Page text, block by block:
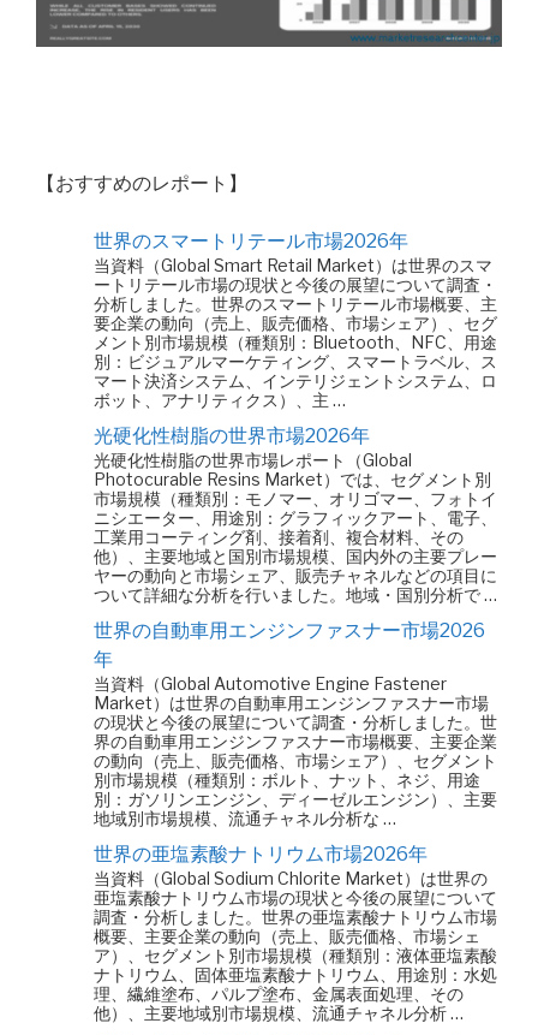
【おすすめのレポート】
世界のスマートリテール市場2026年
当資料（Global Smart Retail Market）は世界のスマ
ートリテール市場の現状と今後の展望について調査・
分析しました。世界のスマートリテール市場概要、主
要企業の動向（売上、販売価格、市場シェア）、セグ
メント別市場規模（種類別：Bluetooth、NFC、用途
別：ビジュアルマーケティング、スマートラベル、ス
マート決済システム、インテリジェントシステム、ロ
ボット、アナリティクス）、主 …
光硬化性樹脂の世界市場2026年
光硬化性樹脂の世界市場レポート（Global
Photocurable Resins Market）では、セグメント別
市場規模（種類別：モノマー、オリゴマー、フォトイ
ニシエーター、用途別：グラフィックアート、電子、
工業用コーティング剤、接着剤、複合材料、その
他）、主要地域と国別市場規模、国内外の主要プレー
ヤーの動向と市場シェア、販売チャネルなどの項目に
ついて詳細な分析を行いました。地域・国別分析で …
世界の自動車用エンジンファスナー市場2026
年
当資料（Global Automotive Engine Fastener
Market）は世界の自動車用エンジンファスナー市場
の現状と今後の展望について調査・分析しました。世
界の自動車用エンジンファスナー市場概要、主要企業
の動向（売上、販売価格、市場シェア）、セグメント
別市場規模（種類別：ボルト、ナット、ネジ、用途
別：ガソリンエンジン、ディーゼルエンジン）、主要
地域別市場規模、流通チャネル分析な …
世界の亜塩素酸ナトリウム市場2026年
当資料（Global Sodium Chlorite Market）は世界の
亜塩素酸ナトリウム市場の現状と今後の展望について
調査・分析しました。世界の亜塩素酸ナトリウム市場
概要、主要企業の動向（売上、販売価格、市場シェ
ア）、セグメント別市場規模（種類別：液体亜塩素酸
ナトリウム、固体亜塩素酸ナトリウム、用途別：水処
理、繊維塗布、パルプ塗布、金属表面処理、その
他）、主要地域別市場規模、流通チャネル分析 …